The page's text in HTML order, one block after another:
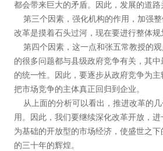
都会带来巨大的矛盾。因此，发展的道路
第三个因素，强化机构的作用，加强整
改革是摸着石头过河，现在要进行整体规
第四个因素，这一点和张五常教授的观
的很多问题都与县级政府竞争有关，其
的统一性。因此，要逐步从政府竞争为主
把市场竞争的主体真正回归到企业
从上面的分析可以看出，推进改革的
用。因此，我们要继续深化改革开放，进
为基础的开放型的市场经济，使盛世之
的三十年的辉煌。